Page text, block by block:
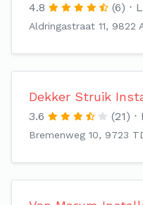
4.8 (6)
Aldringastraat 11, 9822
Dekker Struik
3.6 (21)
Bremenweg 10, 9723